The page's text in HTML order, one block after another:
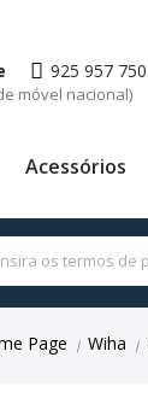
925 957 750
móvel nacional)
Acessórios
Page | Wiha |